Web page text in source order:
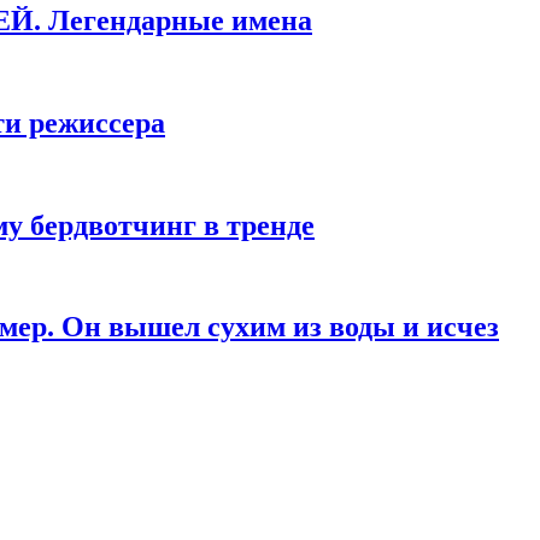
Легендарные имена
режиссера
бердвотчинг в тренде
Он вышел сухим из воды и исчез